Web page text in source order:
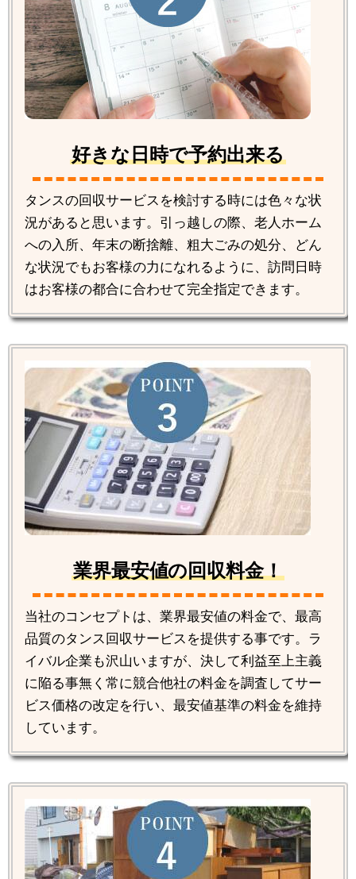
好きな日時で予約出来る
タンスの回収サービスを検討する時には色々な状
況があると思います。引っ越しの際、老人ホーム
への入所、年末の断捨離、粗大ごみの処分、どん
な状況でもお客様の力になれるように、訪問日時
はお客様の都合に合わせて完全指定できます。
業界最安値の回収料金！
当社のコンセプトは、業界最安値の料金で、最高
品質のタンス回収サービスを提供する事です。ラ
イバル企業も沢山いますが、決して利益至上主義
に陥る事無く常に競合他社の料金を調査してサー
ビス価格の改定を行い、最安値基準の料金を維持
しています。